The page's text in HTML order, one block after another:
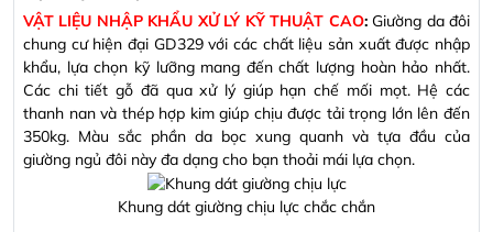
VẬT LIỆU NHẬP KHẨU XỬ LÝ KỸ THUẬT CAO: Giường da đôi
chung cư hiện đại GD329với các chất liệu sản xuất được nhập
khẩu, lựa chọn kỹ lưỡng mang đến chất lượng hoàn hảo nhất.
Các chi tiết gỗ đã qua xử lý giúp hạn chế mối mọt. Hệ các
thanh nan và thép hợp kim giúp chịu được tải trọng lớn lên đến
350kg. Màu sắc phần da bọc xung quanh và tựa đầu của
giường ngủ đôi này đa dạng cho bạn thoải mái lựa chọn.
Khung dát giường chịu lực chắc chắn